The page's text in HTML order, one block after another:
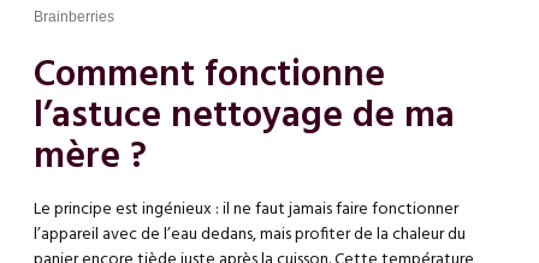
Comment fonctionne
l’astuce nettoyage de ma
mère ?
Le principe est ingénieux : il ne faut jamais faire fonctionner
l’appareil avec de l’eau dedans, mais profiter de la chaleur du